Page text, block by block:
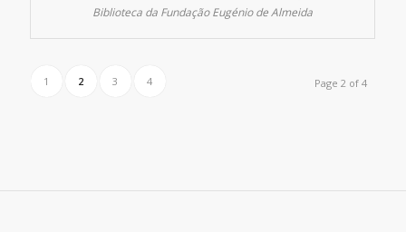
Biblioteca da Fundação Eugénio de Almeida
Page 2 of 4
1 2 3 4